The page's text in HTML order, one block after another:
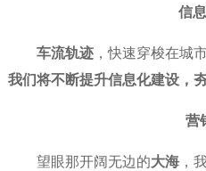
信
车流轨迹，快速穿梭在城
我们将不断提升信息化建设，
营
望眼那开阔无边的大海，